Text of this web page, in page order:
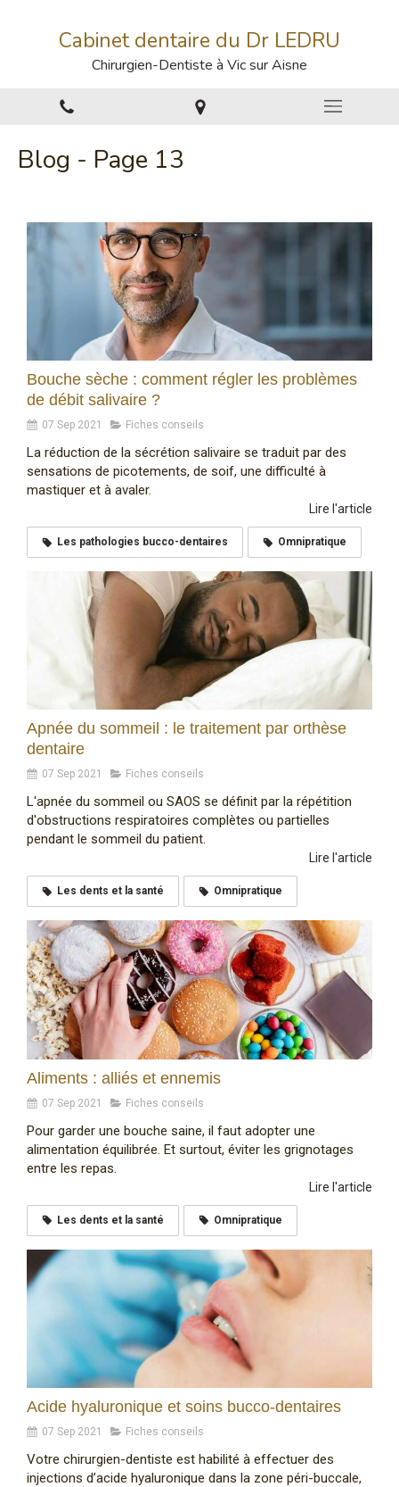
Cabinet dentaire du Dr LEDRU
Chirurgien-Dentiste à Vic sur Aisne
Blog - Page 13
Bouche sèche : comment régler les problèmes
de débit salivaire ?
07 Sep 2021 Fiches conseils
La réduction de la sécrétion salivaire se traduit par des
sensations de picotements, de soif, une difficulté à
mastiquer et à avaler.
Lire l'article
Les pathologies bucco-dentaires Omnipratique
Apnée du sommeil : le traitement par orthèse
dentaire
07 Sep 2021 Fiches conseils
L'apnée du sommeil ou SAOS se définit par la répétition
d'obstructions respiratoires complètes ou partielles
pendant le sommeil du patient.
Lire l'article
Les dents et la santé Omnipratique
Aliments : alliés et ennemis
07 Sep 2021 Fiches conseils
Pour garder une bouche saine, il faut adopter une
alimentation équilibrée. Et surtout, éviter les grignotages
entre les repas.
Lire l'article
Les dents et la santé Omnipratique
Acide hyaluronique et soins bucco-dentaires
07 Sep 2021 Fiches conseils
Votre chirurgien-dentiste est habilité à effectuer des
injections d’acide hyaluronique dans la zone péri-buccale,